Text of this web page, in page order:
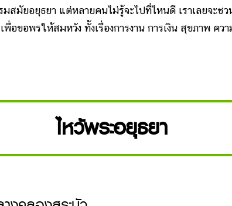
มสมัยอยุธยา แต่หลายคนไม่รู้จะไปที่ไหนดี เราเลยจะช
อขอพรให้สมหวัง ทั้งเรื่องการงาน การเงิน สุขภาพ คว
ไหว้พระอยุธยา